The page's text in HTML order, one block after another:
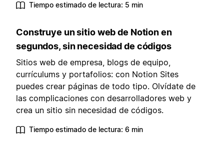
Tiempo estimado de lectura: 5 min
Construye un sitio web de Notion en
segundos, sin necesidad de códigos
Sitios web de empresa, blogs de equipo,
currículums y portafolios: con Notion Sites
puedes crear páginas de todo tipo. Olvídate de
las complicaciones con desarrolladores web y
crea un sitio sin necesidad de códigos.
Tiempo estimado de lectura: 6 min